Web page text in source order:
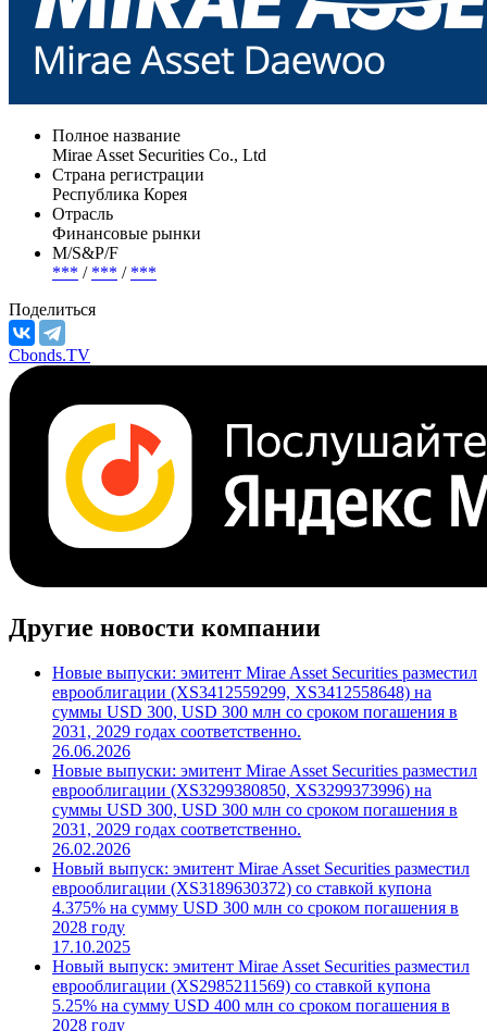
Полное название
Mirae Asset Securities Co., Ltd
Страна регистрации
Республика Корея
Отрасль
Финансовые рынки
М/S&P/F
*** / *** / ***
Поделиться
Cbonds.TV
Другие новости компании
Новые выпуски: эмитент Mirae Asset Securities разместил
еврооблигации (XS3412559299, XS3412558648) на
суммы USD 300, USD 300 млн со сроком погашения в
2031, 2029 годах соответственно.
26.06.2026
Новые выпуски: эмитент Mirae Asset Securities разместил
еврооблигации (XS3299380850, XS3299373996) на
суммы USD 300, USD 300 млн со сроком погашения в
2031, 2029 годах соответственно.
26.02.2026
Новый выпуск: эмитент Mirae Asset Securities разместил
еврооблигации (XS3189630372) со ставкой купона
4.375% на сумму USD 300 млн со сроком погашения в
2028 году
17.10.2025
Новый выпуск: эмитент Mirae Asset Securities разместил
еврооблигации (XS2985211569) со ставкой купона
5.25% на сумму USD 400 млн со сроком погашения в
2028 году